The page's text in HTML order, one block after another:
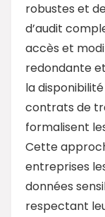
robustes et
d’audit
accès et
redondante
la
contrats de
formalisent
Cette
entreprises
données
respectant